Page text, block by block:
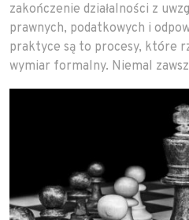
zakończenie działalności z
prawnych, podatkowych i
praktyce są to procesy, które
wymiar formalny. Niemal